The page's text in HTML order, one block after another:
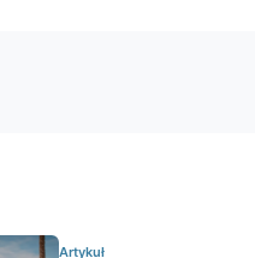
Artykuł